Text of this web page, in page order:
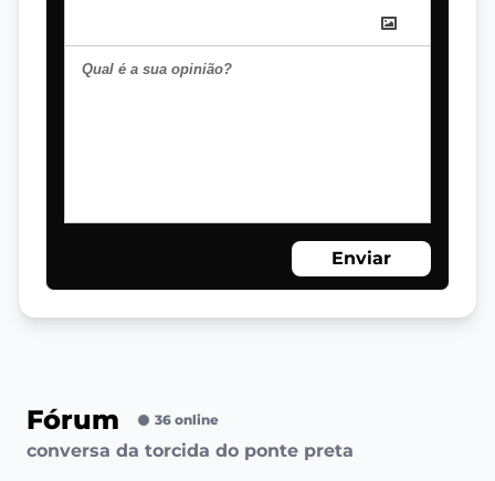
Enviar
Fórum 36 online
conversa da torcida do ponte preta